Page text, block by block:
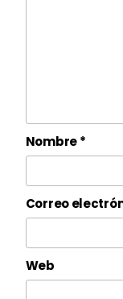
Nombre*
Correo
Web